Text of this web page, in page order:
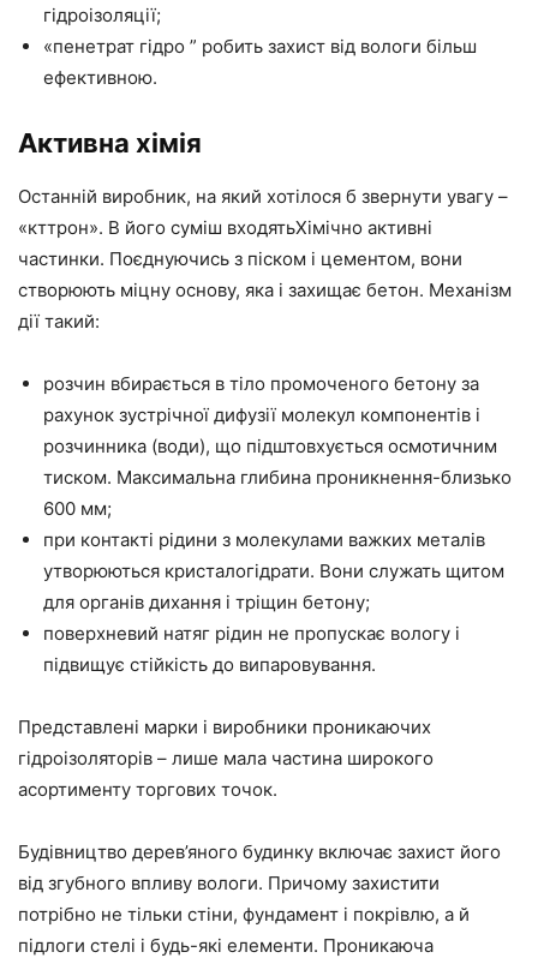
гідроізоляції;
«пенетрат гідро ” робить захист від вологи більш
ефективною.
Активна хімія
Останній виробник, на який хотілося б звернути увагу –
«кттрон». В його суміш входятьХімічно активні
частинки. Поєднуючись з піском і цементом, вони
створюють міцну основу, яка і захищає бетон. Механізм
дії такий:
розчин вбирається в тіло промоченого бетону за
рахунок зустрічної дифузії молекул компонентів і
розчинника (води), що підштовхується осмотичним
тиском. Максимальна глибина проникнення-близько
600 мм;
при контакті рідини з молекулами важких металів
утворюються кристалогідрати. Вони служать щитом
для органів дихання і тріщин бетону;
поверхневий натяг рідин не пропускає вологу і
підвищує стійкість до випаровування.
Представлені марки і виробники проникаючих
гідроізоляторів – лише мала частина широкого
асортименту торгових точок.
Будівництво дерев’яного будинку включає захист його
від згубного впливу вологи. Причому захистити
потрібно не тільки стіни, фундамент і покрівлю, а й
підлоги стелі і будь-які елементи. Проникаюча